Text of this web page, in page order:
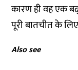
कारण ही वह एक
पूरी बातचीत के
Also see